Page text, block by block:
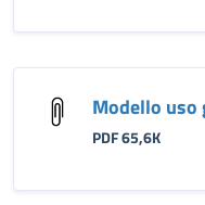
Modello
PDF 65,6K